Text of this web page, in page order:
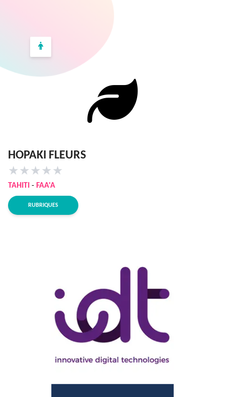
HOPAKI FLEURS
★ ★ ★ ★ ★
TAHITI - FAA'A
RUBRIQUES